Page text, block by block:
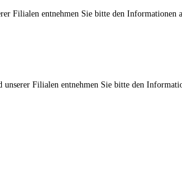
Filialen entnehmen Sie bitte den Informationen
Filialen entnehmen Sie bitte den